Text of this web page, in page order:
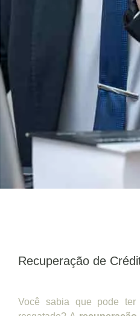
Recuperação de
Você sabia que pode ter